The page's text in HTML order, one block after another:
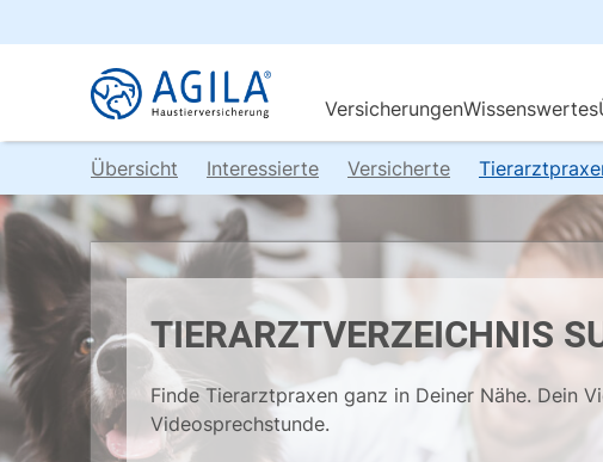
Übersicht Interessierte Versicherte
TIERARZTVERZEICHNIS
Finde Tierarztpraxen ganz in Deiner Nähe. Dein
Videosprechstunde.